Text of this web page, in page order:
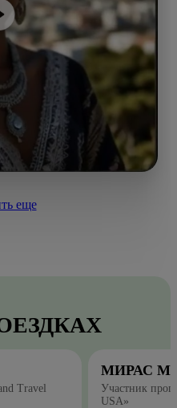
еще
Travel
МИРАС
Участник
USA»